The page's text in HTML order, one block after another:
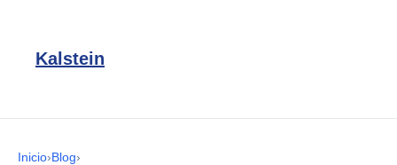
Kalstein
Inicio›Blog›